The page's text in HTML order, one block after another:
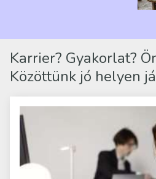
Karrier? Gyakorlat?
Közöttünk jó helyen